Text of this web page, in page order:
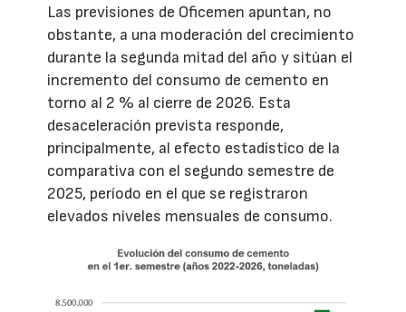
Las previsiones de Oficemen apuntan, no
obstante, a una moderación del crecimiento
durante la segunda mitad del año y sitúan el
incremento del consumo de cemento en
torno al 2 % al cierre de 2026. Esta
desaceleración prevista responde,
principalmente, al efecto estadístico de la
comparativa con el segundo semestre de
2025, período en el que se registraron
elevados niveles mensuales de consumo.